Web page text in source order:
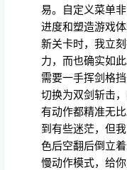
易。自定义菜单
进度和塑造游戏
新关卡时，我立
力，而也确实如
需要一手挥剑格
切换为双剑斩击
有动作都精准无
到有些迷茫，但
色后空翻后倒立
慢动作模式，给